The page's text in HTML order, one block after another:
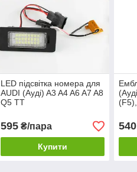
LED підсвітка номера для
AUDI (Ауді) A3 A4 A6 A7 A8
Q5 TT
595₴/пара
Купити
-
540